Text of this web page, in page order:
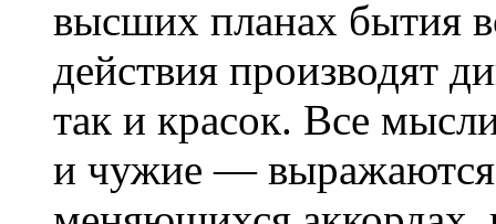
высших планах бытия
действия производят
так и красок. Все
и чужие — выражаются